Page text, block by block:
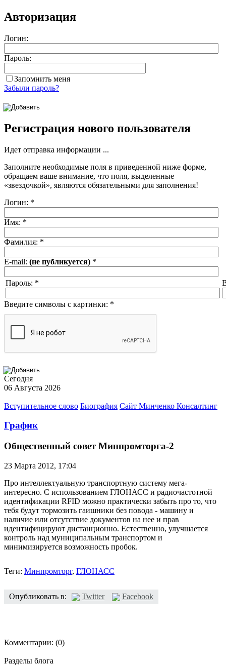
Авторизация
Логин:
Пароль:
Запомнить меня
Забыли пароль?
Регистрация нового пользователя
Идет отправка информации ...
Заполните необходимые поля в приведенной ниже форме,
обращаем ваше внимание, что поля, выделенные
«звездочкой», являются обязательными для заполнения!
Логин: *
Имя: *
Фамилия: *
E-mail: (не публикуется) *
Пароль: *
Введите символы с картинки: *
Сегодня
06 Августа 2026
Вступительное слово Биография Сайт Минченко Консалтинг
График
Общественный совет Минпромторга-2
23 Марта 2012, 17:04
Про интеллектуальную транспортную систему мега-
интересно. С использованием ГЛОНАСС и радиочастотной
идентификации RFID можно практически забыть про то, что
тебя будут тормозить гаишники без повода - машину и
наличие или отсутствие документов на нее и прав
идентифицируют дистанционно. Естественно, улучшается
контроль над муниципальным транспортом и
минимизируется возможность пробок.
Теги: Минпромторг, ГЛОНАСС
Опубликовать в: Twitter Facebook
Комментарии: (0)
Разделы блога